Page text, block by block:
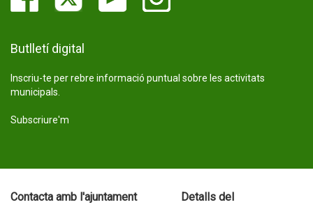
Butlletí digital
Inscriu-te per rebre informació puntual sobre les activitats
municipals.
Subscriure'm
Contacta amb l'ajuntament
Detalls del